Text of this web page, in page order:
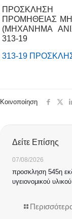
ΠΡΟΣΚΛΗΣΗ
ΠΡΟΜΗΘΕΙΑΣ ΜΗ
(ΜΗΧΑΝΗΜΑ
313-19
313-19
Κοινοποίηση
Δείτε Επίσης
07/08/2026
προσκληση 545η
υγειονομικού